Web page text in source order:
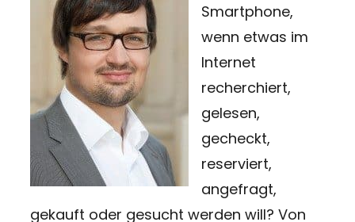
Smartphone,
wenn etwas im
Internet
recherchiert,
gelesen,
gecheckt,
reserviert,
angefragt,
gekauft oder gesucht werden will? Von